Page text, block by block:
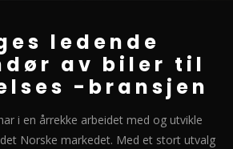
ledende
av biler til
-bransjen
i en årrekke arbeidet med og utvikle
Norske markedet. Med et stort utvalg